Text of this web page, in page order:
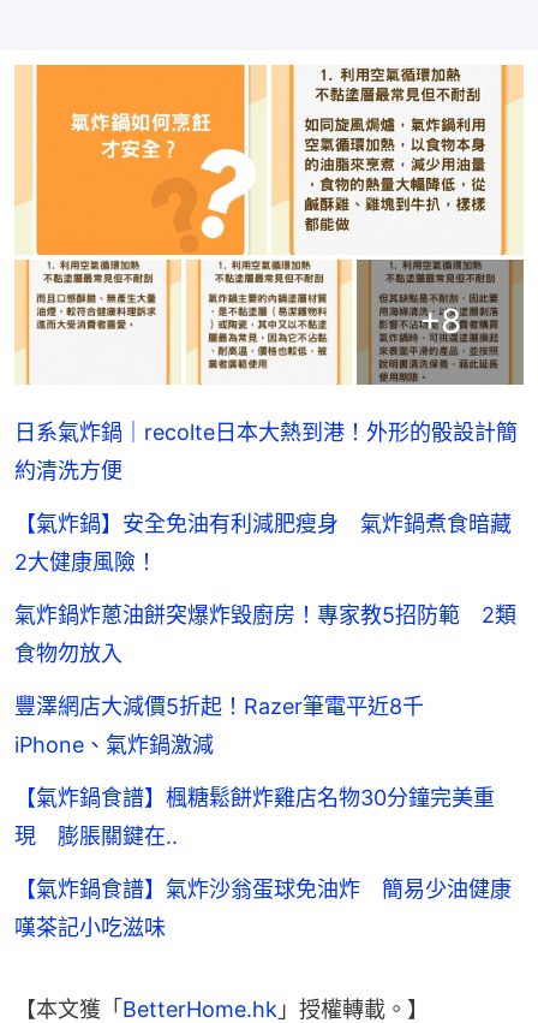
+8
日系氣炸鍋｜recolte日本大熱到港！外形的骰設計簡
約清洗方便
【氣炸鍋】安全免油有利減肥瘦身 氣炸鍋煮食暗藏
2大健康風險！
氣炸鍋炸蔥油餅突爆炸毀廚房！專家教5招防範 2類
食物勿放入
豐澤網店大減價5折起！Razer筆電平近8千
iPhone、氣炸鍋激減
【氣炸鍋食譜】楓糖鬆餅炸雞店名物30分鐘完美重
現 膨脹關鍵在..
【氣炸鍋食譜】氣炸沙翁蛋球免油炸 簡易少油健康
嘆茶記小吃滋味
【本文獲「BetterHome.hk 」授權轉載。】